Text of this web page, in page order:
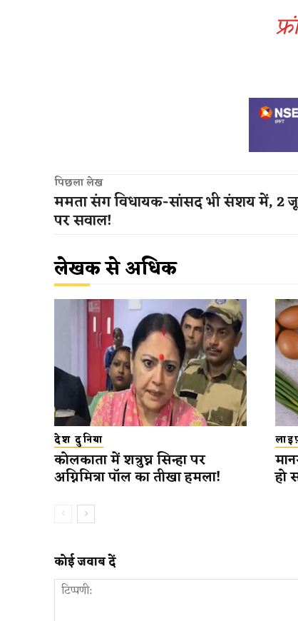
पिछला लेख
ममता संग विधायक-सांसद भी संशय में, 2
पर सवाल!
लेखक से अधिक
देश दुनिया
कोलकाता में शत्रुघ्न सिन्हा पर
अग्निमित्रा पॉल का तीखा हमला! हो
कोई जवाब दें